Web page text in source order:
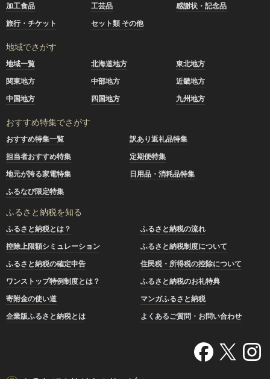
加工食品
工芸品
感謝状・記念品
旅行・チケット
セット類 その他
地域でさがす
地域一覧 北海道地方
東北地方
関東地方
中部地方
近畿地方
中国地方
四国地方 九州地方
おすすめ特集でさがす
おすすめ特集一覧
訳あり返礼品特集
担当者おすすめ特集
定期便特集
地元が誇る家電特集
日用品・消耗品特集
ふるなび限定特集
ふるさと納税を知る
ふるさと納税とは？
ふるさと納税の流れ
控除上限額シミュレーション
ふるさと納税制度について
ふるさと納税の確定申告
住民税・所得税の控除について
ワンストップ特例制度とは？
ふるさと納税のお礼特典
寄附金の使い道
マンガふるさと納税
企業版ふるさと納税とは
よくあるご質問・お問い合わせ